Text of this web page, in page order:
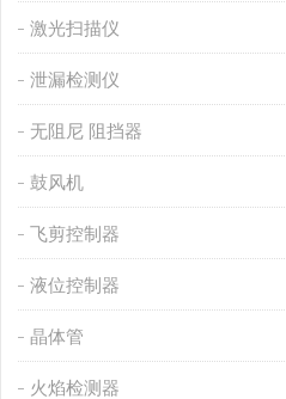
激光扫描仪
泄漏检测仪
无阻尼 阻挡器
鼓风机
飞剪控制器
液位控制器
晶体管
火焰检测器